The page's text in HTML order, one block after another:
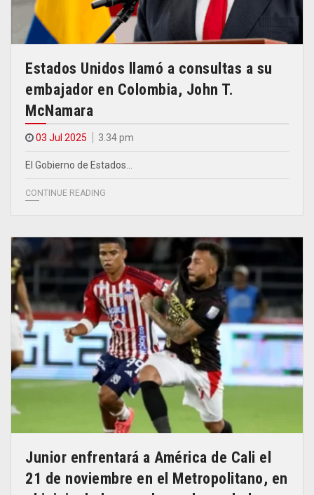
Estados Unidos llamó a consultas a su
embajador en Colombia, John T.
McNamara
03 Jul 2025 3.34 pm
El Gobierno de Estados…
CONTINUE READING
Junior enfrentará a América de Cali el
21 de noviembre en el Metropolitano, en